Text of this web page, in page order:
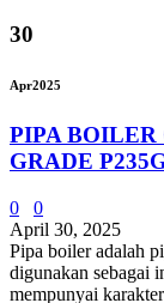
30
Apr2025
PIPA BOILER
GRADE
0
0
April 30, 2025
Pipa boiler adalah
digunakan sebagai
mempunyai